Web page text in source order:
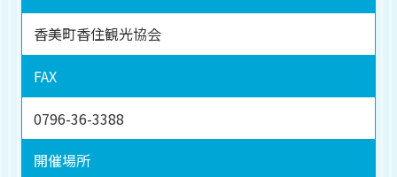
香美町香住観光協会
FAX
0796-36-3388
開催場所